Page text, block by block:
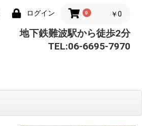
ログイン 0 ￥0
地下鉄難波駅から徒歩2分
TEL:06-6695-7970